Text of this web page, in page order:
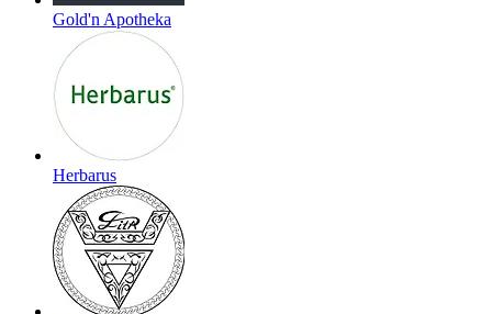
Gold'n Apotheka
Herbarus